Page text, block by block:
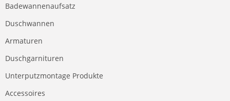
Badewannenaufsatz
Duschwannen
Armaturen
Duschgarnituren
Unterputzmontage Produkte
Accessoires